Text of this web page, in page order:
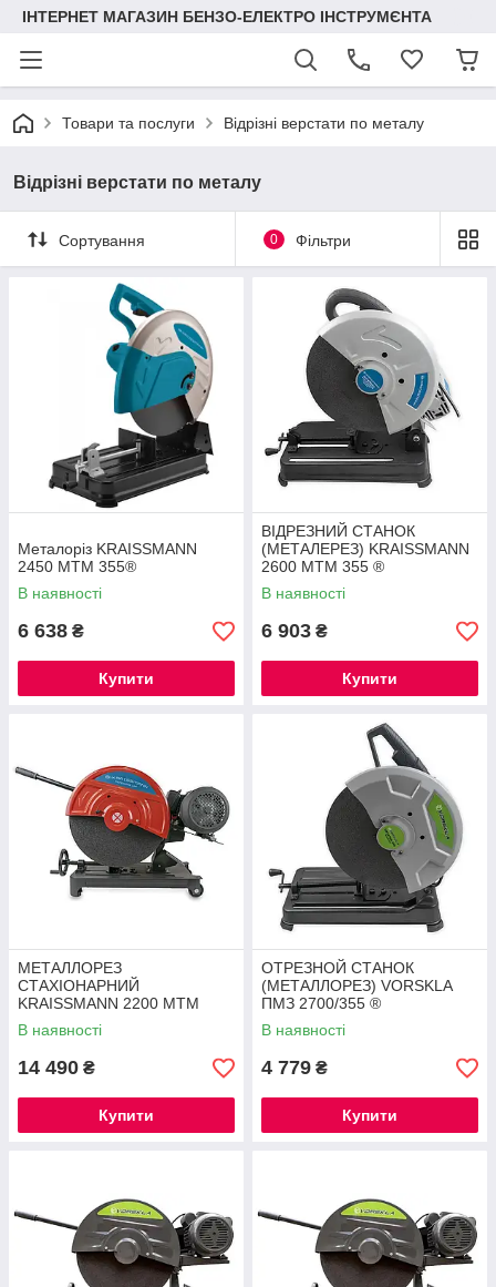
ІНТЕРНЕТ МАГАЗИН БЕНЗО-ЕЛЕКТРО ІНСТРУМЄНТА
Товари та послуги Відрізні верстати по металу
Відрізні верстати по металу
Сортування 0 Фільтри
Металоріз KRAISSMANN
2450 MTM 355®
В наявності
6 638 ₴
Купити
ВІДРЕЗНИЙ СТАНОК
(МЕТАЛЕРЕЗ) KRAISSMANN
2600 MTM 355 ®
В наявності
6 903 ₴
Купити
МЕТАЛЛОРЕЗ
СТАХІОНАРНИЙ
KRAISSMANN 2200 MTM
400/380 (ТРЕХФАЗНИЙ) ®
В наявності
14 490 ₴
Купити
ОТРЕЗНОЙ СТАНОК
(МЕТАЛЛОРЕЗ) VORSKLA
ПМЗ 2700/355 ®
В наявності
4 779 ₴
Купити